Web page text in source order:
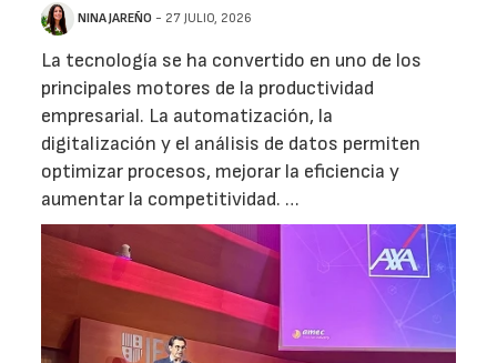
NINA JAREÑO - 27 JULIO, 2026
La tecnología se ha convertido en uno de los
principales motores de la productividad
empresarial. La automatización, la
digitalización y el análisis de datos permiten
optimizar procesos, mejorar la eficiencia y
aumentar la competitividad. …